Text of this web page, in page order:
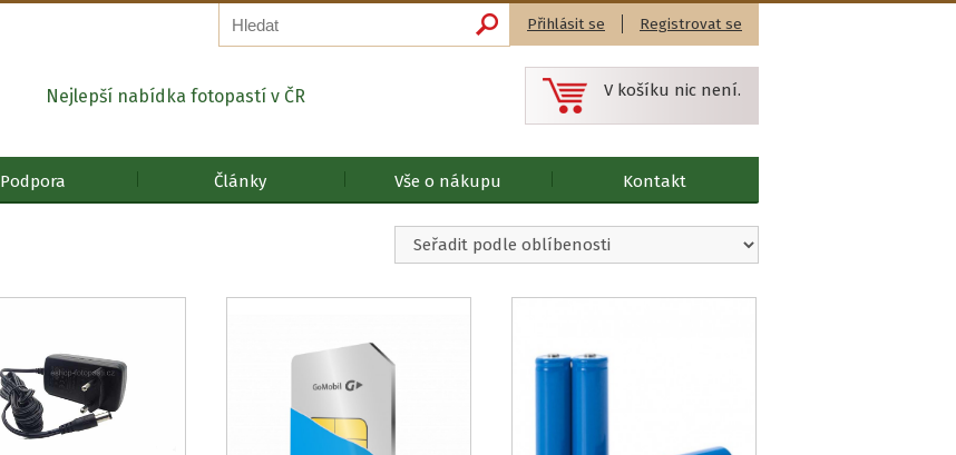
Nejlepší nabídka fotopastí v ČR
Podpora Články Vše o nákupu Kontakt
Přihlásit se Registrovat se
V košíku nic není.